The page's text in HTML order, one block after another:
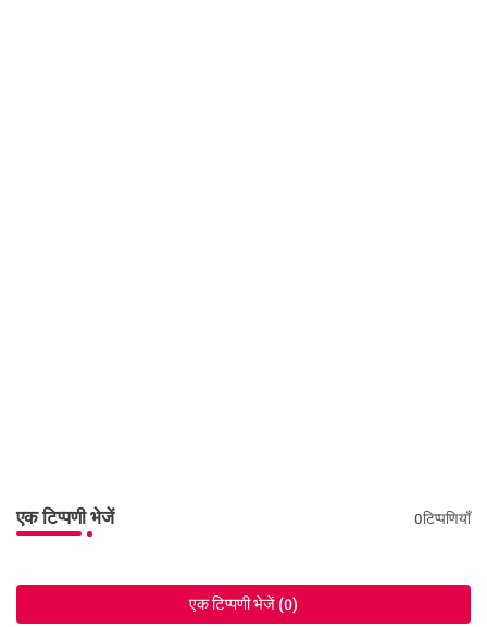
एक टिप्पणी भेजें 0टिप्पणियाँ
एक टिप्पणी भेजें (0)